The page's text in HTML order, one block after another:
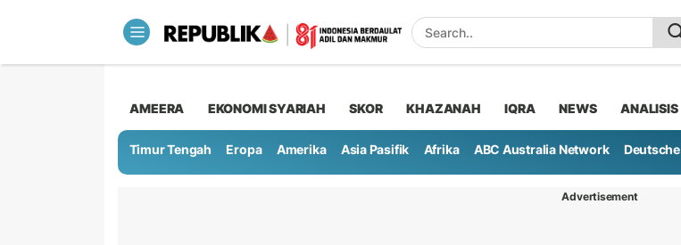
AMEERA EKONOMI SYARIAH SKOR KHAZANAH IQRA NEWS ANALISIS
Timur Tengah Eropa Amerika Asia Pasifik Afrika ABC Australia Network
Advertisement